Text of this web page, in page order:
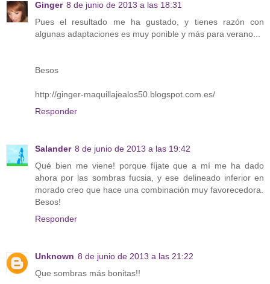
Ginger 8 de junio de 2013 a las 18:31
Pues el resultado me ha gustado, y tienes razón con
algunas adaptaciones es muy ponible y más para verano...
Besos
http://ginger-maquillajealos50.blogspot.com.es/
Responder
Salander 8 de junio de 2013 a las 19:42
Qué bien me viene! porque fíjate que a mí me ha dado
ahora por las sombras fucsia, y ese delineado inferior en
morado creo que hace una combinación muy favorecedora.
Besos!
Responder
Unknown 8 de junio de 2013 a las 21:22
Que sombras más bonitas!!